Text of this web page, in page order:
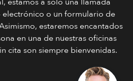
o un formulario de
estaremos encantados
en una de nuestras oficinas
cita son siempre bienvenidas.